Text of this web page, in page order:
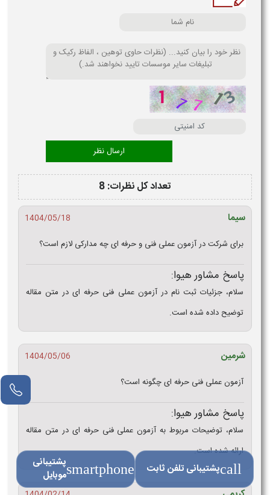
تعداد کل نظرات: 8
سیما
1404/05/18
برای شرکت در آزمون عملی فنی و حرفه‌ ای چه مدارکی لازم است؟
پاسخ مشاور هیوا:
سلام، جزئیات ثبت نام در آزمون عملی فنی حرفه ای در متن مقاله
توضیح داده شده است.
شرمین
1404/05/06
آزمون عملی فنی حرفه ای چگونه است؟
پاسخ مشاور هیوا:
سلام، توضیحات مربوط به آزمون عملی فنی حرفه ای در متن مقاله
ارائه شده است.
callپشتیبانی تلفن ثابت smartphoneپشتیبانی
موبایل